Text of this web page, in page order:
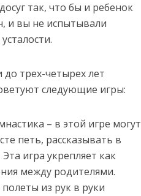
так, что бы и ребенок
и вы не испытывали
трех-четырех лет
следующие игры:
– в этой игре могут
петь, рассказывать в
игра укрепляет как
между родителями.
из рук в руки